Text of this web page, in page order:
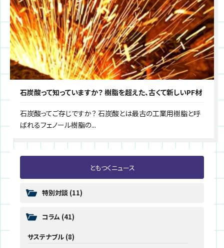
石炭酸って知っていますか？ 樹脂を超えた、古くて新しいPF材
石炭酸ってご存じですか？ 石炭酸とは最古の工業用樹脂と呼
ばれるフェノール樹脂の...
ともつくニュース
特別対談 (11)
コラム (41)
サステナブル (8)